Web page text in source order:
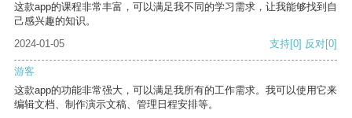
这款app的课程非常丰富，可以满足我不同的学习需求，让我能够找到自
己感兴趣的知识。
2024-01-05
支持[0] 反对[0]
游客
这款app的功能非常强大，可以满足我所有的工作需求。我可以使用它来
编辑文档、制作演示文稿、管理日程安排等。